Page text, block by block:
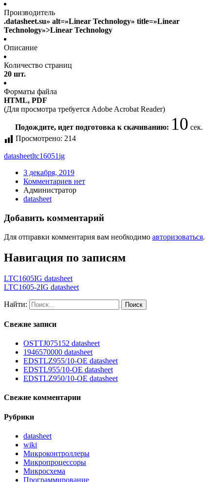
Производитель
.datasheet.su» alt=»Linear Technology» title=»Linear
Technology»>Linear Technology
Описание
Количество страниц
20 шт.
Форматы файла
HTML, PDF
(Для просмотра требуется Adobe Acrobat Reader)
Подождите, идет подготовка к скачиванию: 10 сек.
Просмотрено: 214
datasheetltc16051ig
3 декабря, 2019
Комментариев нет
Администратор
datasheet
Добавить комментарий
Для отправки комментария вам необходимо авторизоваться.
Навигация по записям
LTC1605IG datasheet
LTC1605-2IG datasheet
Найти:
Свежие записи
OSTTJ075152 datasheet
1946570000 datasheet
EDSTLZ955/10-OE datasheet
EDSTL955/10-OE datasheet
EDSTLZ950/10-OE datasheet
Свежие комментарии
Рубрики
datasheet
wiki
Микроконтроллеры
Микропроцессоры
Микросхема
Программирование